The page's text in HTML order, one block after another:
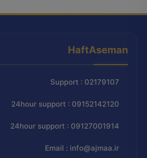
HaftAseman
Support : 02179107
24hour support : 09152142120
24hour support : 09127001914
Email : info@ajmaa.ir